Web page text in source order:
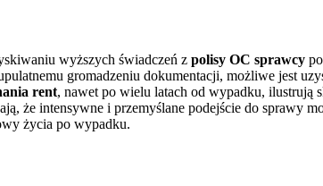
wyższych świadczeń z polisy OC sprawcy
gromadzeniu dokumentacji, możliwe jest
rent, nawet po wielu latach od wypadku, ilustrują
że intensywne i przemyślane podejście do sprawy
życia po wypadku.